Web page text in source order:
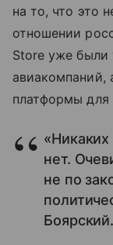
на то, что это
отношении
Store уже были
авиакомпаний,
платформы для
нет.
не по
Боярский.